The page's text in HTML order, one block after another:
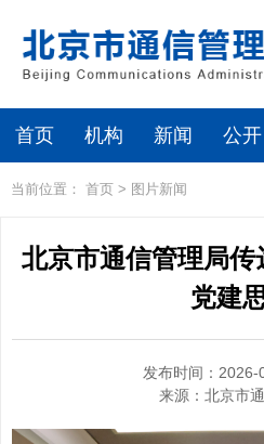
首页 机构 新闻 公开
当前位置： 首页 > 图片新闻
北京市通信管理局
党建
发布时间：
来源： 北京市